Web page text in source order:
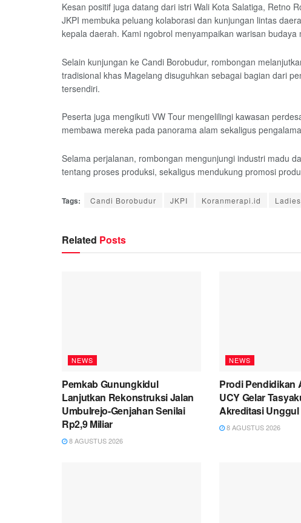
Kesan positif juga datang dari istri Wali Kota Salatiga, Retno
JKPI membuka peluang kolaborasi dan kunjungan lintas
kepala daerah. Kami ngobrol menyampaikan warisan budaya
Selain kunjungan ke Candi Borobudur, rombongan
tradisional khas Magelang disuguhkan sebagai bagian dari
tersendiri.
Peserta juga mengikuti VW Tour mengelilingi kawasan
membawa mereka pada panorama alam sekaligus
Selama perjalanan, rombongan mengunjungi industri madu
tentang proses produksi, sekaligus mendukung promosi
Tags: Candi Borobudur JKPI Koranmerapi.id
Related Posts
NEWS
Pemkab Gunungkidul
Lanjutkan Rekonstruksi Jalan
Umbulrejo-Genjahan Senilai
Rp2,9 Miliar
8 AGUSTUS 2026
NEWS
Prodi Pendidikan
UCY Gelar
Akreditasi Unggul
8 AGUSTUS 2026